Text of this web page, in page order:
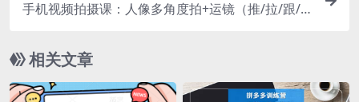
手机视频拍摄课：人像多角度拍+运镜（推/拉/跟/
相关文章